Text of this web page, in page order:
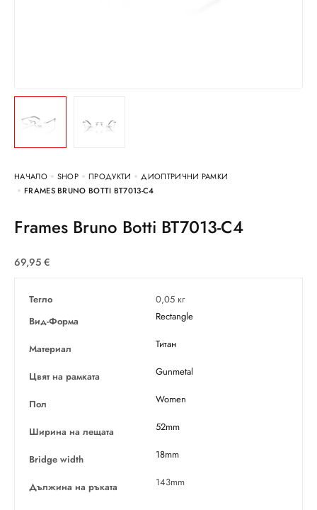
НАЧАЛО SHOP ПРОДУКТИ
ДИОПТРИЧНИ РАМКИ
FRAMES BRUNO BOTTI BT7013-C4
Frames Bruno Botti BT7013-C4
69,95 €
Тегло
0,05 кг
Вид-Форма
Rectangle
Материал Титан
Цвят на рамката Gunmetal
Пол Women
Ширина на лещата 52mm
Bridge width 18mm
Дължина на ръката 143mm